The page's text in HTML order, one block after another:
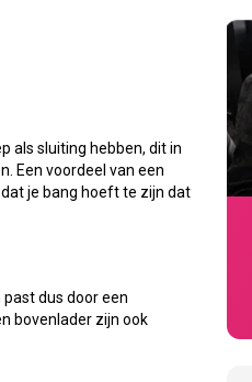
als sluiting hebben, dit in
Een voordeel van een
je bang hoeft te zijn dat
dus door een
bovenlader zijn ook